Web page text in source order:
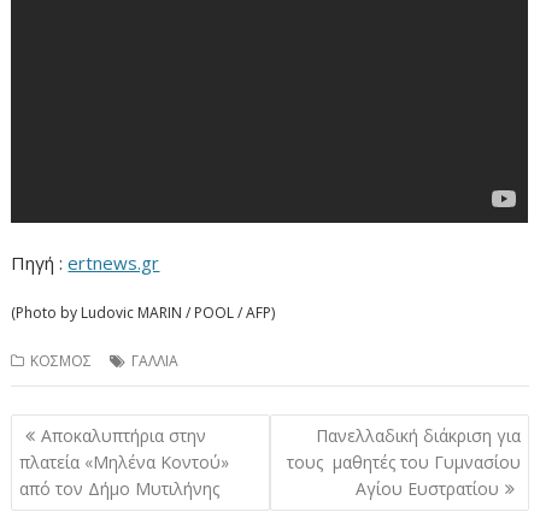
Πηγή :ertnews.gr
(Photo by Ludovic MARIN / POOL / AFP)
ΚΟΣΜΟΣ ΓΑΛΛΙΑ
Πλοήγηση
άρθρων
Αποκαλυπτήρια στην
πλατεία «Μηλένα Κοντού»
από τον Δήμο Μυτιλήνης
Πανελλαδική διάκριση για
τους μαθητές του Γυμνασίου
Αγίου Ευστρατίου